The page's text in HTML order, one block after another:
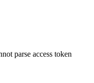
parse access token